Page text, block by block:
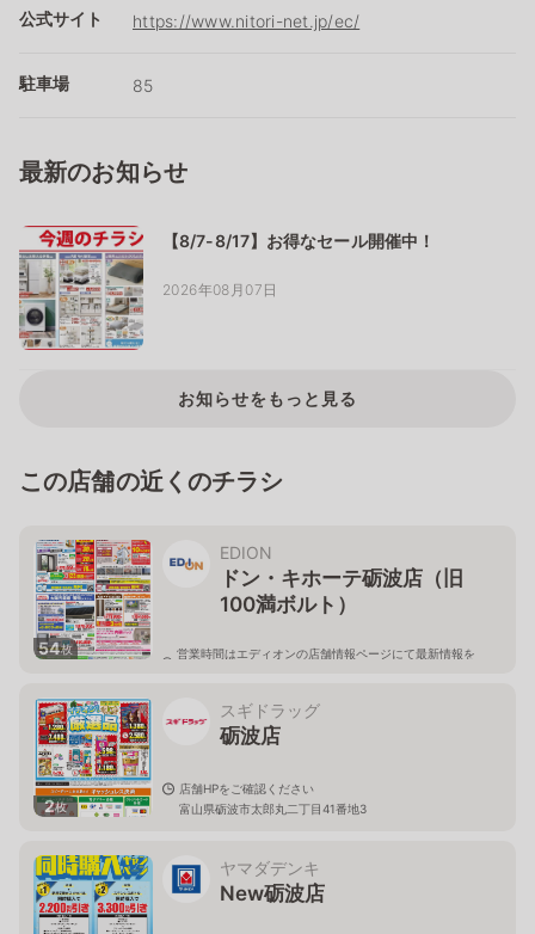
公式サイト https://www.nitori-net.jp/ec/
駐車場 85
最新のお知らせ
【8/7-8/17】お得なセール開催中！
2026年08月07日
お知らせをもっと見る
この店舗の近くのチラシ
54枚
EDION
ドン・キホーテ砺波店（旧
100満ボルト）
営業時間はエディオンの店舗情報ページにて最新情報を
2枚
スギドラッグ
砺波店
店舗HPをご確認ください
富山県砺波市太郎丸二丁目41番地3
ヤマダデンキ
New砺波店